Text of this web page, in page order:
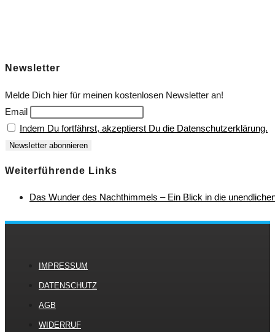
Newsletter
Melde Dich hier für meinen kostenlosen Newsletter an!
Email
Indem Du fortfährst, akzeptierst Du die Datenschutzerklärung.
Weiterführende Links
Das Wunder des Nachthimmels – Ein Blick in die
IMPRESSUM
DATENSCHUTZ
AGB
WIDERRUF